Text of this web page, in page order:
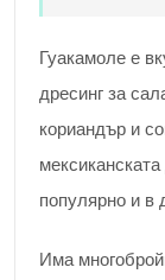
Гуакамоле е
дресинг за
кориандър и
популярно и в
Има